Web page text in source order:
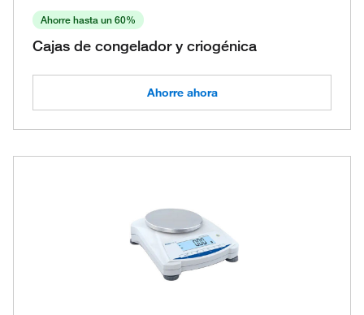
Ahorre hasta un 60%
Cajas de congelador y criogénica
Ahorre ahora